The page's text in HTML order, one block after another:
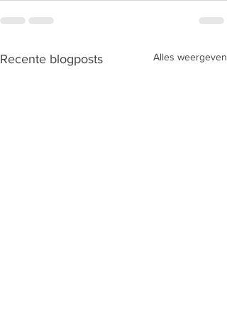
Recente blogposts Alles weergeven